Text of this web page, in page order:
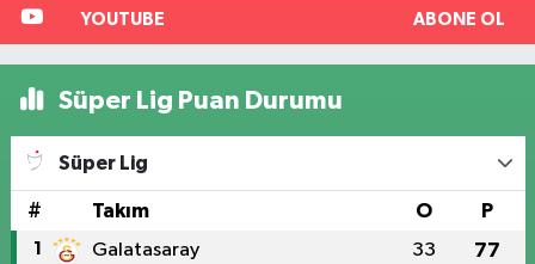
YOUTUBE ABONE OL
Süper Lig Puan Durumu
Süper Lig
# Takım O P
1 Galatasaray 33 77